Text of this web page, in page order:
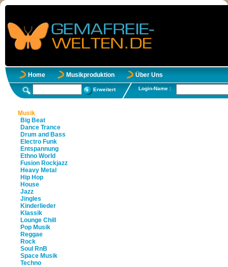
Home Musikproduktion Über Uns
Erweitert Login-Name :
Musik
Big Beat
Dance Trance
Drum and Bass
Electro Funk
Entspannung
Ethno World
Fusion Rockjazz
Heavy Metal
Hip Hop
House
Jazz
Jingles
Kinderlieder
Klassik
Lounge Chill
Pop Musik
Reggae
Rock
Soul RnB
Space Musik
Techno